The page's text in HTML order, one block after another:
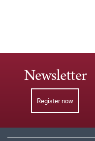
Newsletter
Register now